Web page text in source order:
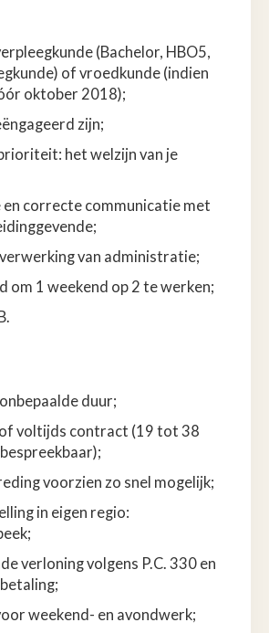
(Bachelor, HBO5,
of vroedkunde (indien
oktober 2018);
zijn;
het welzijn van je
en correcte communicatie met
van administratie;
om 1 weekend op 2 te werken;
duur;
voltijds contract (19 tot 38
voorzien zo snel mogelijk;
in eigen regio:
verloning volgens P.C. 330 en
weekend- en avondwerk;